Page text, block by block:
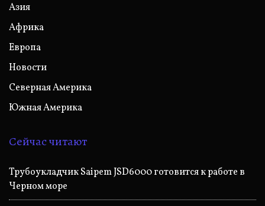
Азия
Африка
Европа
Новости
Северная Америка
Южная Америка
Сейчас читают
Трубоукладчик Saipem JSD6000 готовится к работе в
Черном море